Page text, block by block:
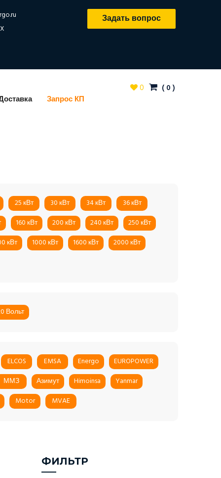
Задать вопрос
Запрос КП
0 ( 0)
25 кВт 30 кВт 34 кВт
36 кВт
160 кВт 200 кВт 240 кВт
250 кВт
кВт 1000 кВт 1600 кВт
2000 кВт
Вольт
ELCOS EMSA Energo
EUROPOWER
ММЗ Азимут Himoinsa
Yanmar
Motor MVAE
ФИЛЬТР